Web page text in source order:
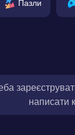
Пазли
написати